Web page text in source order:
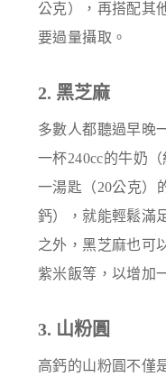
公克），再搭配其
要過量攝取。
2. 黑芝麻
多數人都聽過早晚
一杯240cc的牛奶
一湯匙（20公克）
鈣），就能輕鬆滿
之外，黑芝麻也可
紫米飯等，以增加
3. 山粉圓
高鈣的山粉圓不僅